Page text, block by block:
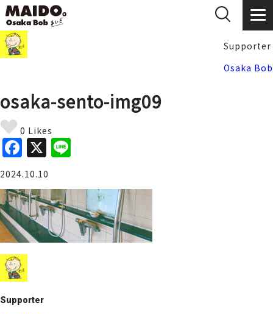
Supporter
Osaka Bob
osaka-sento-img09
0 Likes
F
a
c
e
b
o
o
k
X
e
2024.10.10
Supporter